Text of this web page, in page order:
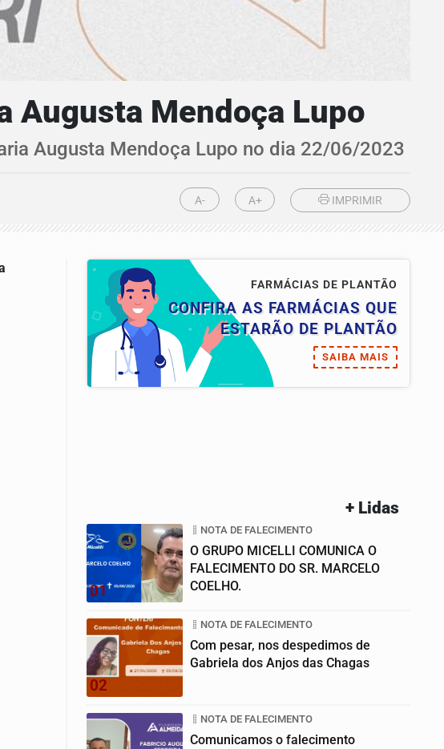
Augusta Mendoça Lupo
Augusta Mendoça Lupo no dia 22/06/2023
A- A+ IMPRIMIR
FARMÁCIAS DE PLANTÃO
CONFIRA AS FARMÁCIAS QUE
ESTARÃO DE PLANTÃO
SAIBA MAIS
+ Lidas
01
NOTA DE FALECIMENTO
O GRUPO MICELLI COMUNICA O
FALECIMENTO DO SR. MARCELO
COELHO.
02
NOTA DE FALECIMENTO
Com pesar, nos despedimos de
Gabriela dos Anjos das Chagas
NOTA DE FALECIMENTO
Comunicamos o falecimento